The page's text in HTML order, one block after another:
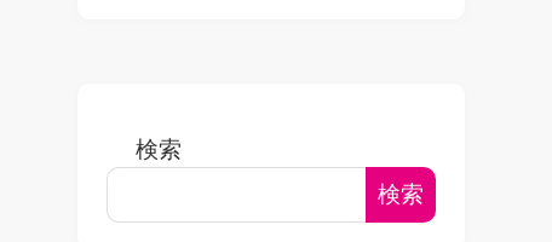
検索
検索